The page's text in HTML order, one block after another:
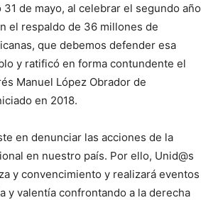
31 de mayo, al celebrar el segundo año
el respaldo de 36 millones de
que debemos defender esa
y ratificó en forma contundente el
Manuel López Obrador de
en 2018.
en denunciar las acciones de la
en nuestro país. Por ello, Unid@s
y convencimiento y realizará eventos
y valentía confrontando a la derecha